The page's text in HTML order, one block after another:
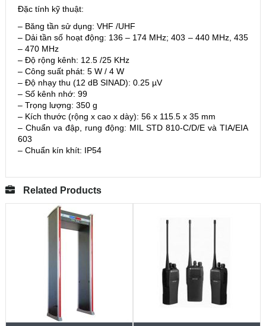
Đặc tính kỹ thuật:
– Băng tần sử dụng: VHF /UHF
– Dải tần số hoạt động: 136 – 174 MHz; 403 – 440 MHz, 435
– 470 MHz
– Độ rộng kênh: 12.5 /25 KHz
– Công suất phát: 5 W / 4 W
– Độ nhạy thu (12 dB SINAD): 0.25 µV
– Số kênh nhớ: 99
– Trọng lượng: 350 g
– Kích thước (rộng x cao x dày): 56 x 115.5 x 35 mm
– Chuẩn va đập, rung động: MIL STD 810-C/D/E và TIA/EIA
603
– Chuẩn kín khít: IP54
Related Products